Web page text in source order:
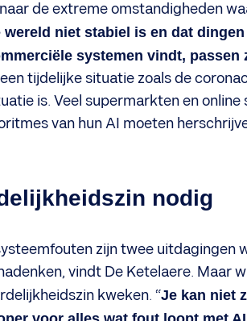
de extreme omstandigheden
wereld niet stabiel is en dat
systemen vindt, passen
tijdelijke situatie zoals de
is. Veel supermarkten en
van hun AI moeten
nodig
zijn twee
vindt De Ketelaere. Maar
kweken. “Je kan niet